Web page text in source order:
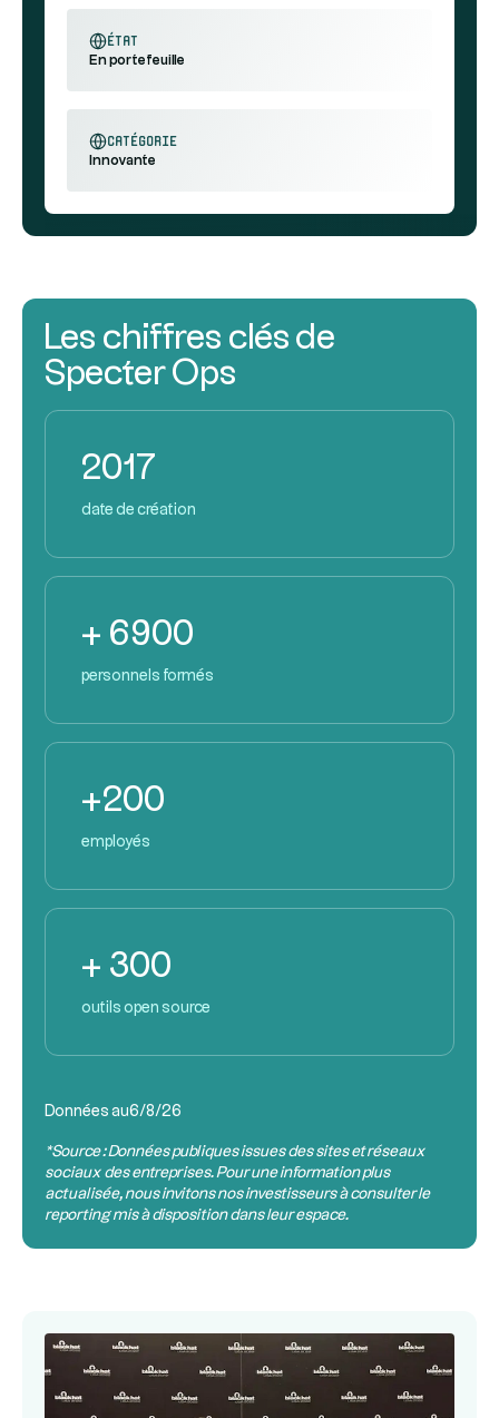
état
En portefeuille
catégorie
Innovante
Les chiffres clés de
Specter Ops
2017
date de création
+ 6900
personnels formés
+200
employés
+ 300
outils open source
Données au6/8/26
*Source : Données publiques issues des sites et réseaux
sociaux des entreprises. Pour une information plus
actualisée, nous invitons nos investisseurs à consulter le
reporting mis à disposition dans leur espace.